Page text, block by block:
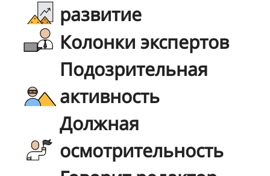
развитие
Колонки экспертов
Подозрительная
активность
Должная
осмотрительность